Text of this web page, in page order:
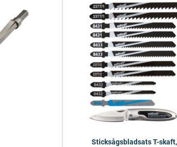
Sticksågsbladsats T-